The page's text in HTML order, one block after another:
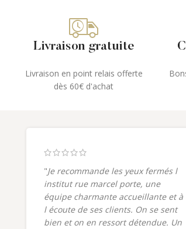
Des huiles bio naturels sont appliquées, sans
danger pour la future maman et son bébé. Votre
masseuse est à votre écoute afin de vous
un pur moment de bonheur.
3- Le jour de votre
rendez-vous
carte cadeau dans votre institut Bodysphere afin
de profiter de vos prestations sans aucun frais
supplémentaire.
Votre carte cadeau est valable 1 an à compter
sa date d'achat.
Livraison gratuite
Livraison en point relais offerte
dès 60€ d'achat
"Je recommande les yeux fermés l
institut rue marcel porte, une
équipe charmante accueillante et à
l écoute de ses clients. On se sent
bien et on en ressort détendue. Un